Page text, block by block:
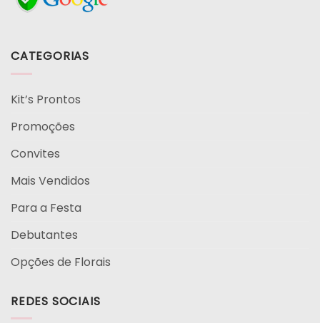
CATEGORIAS
Kit’s Prontos
Promoções
Convites
Mais Vendidos
Para a Festa
Debutantes
Opções de Florais
REDES SOCIAIS